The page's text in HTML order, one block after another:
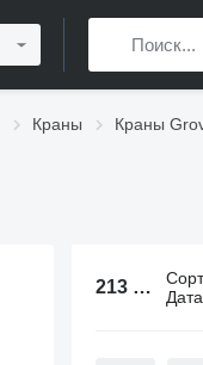
Краны Краны
213 объявлений: